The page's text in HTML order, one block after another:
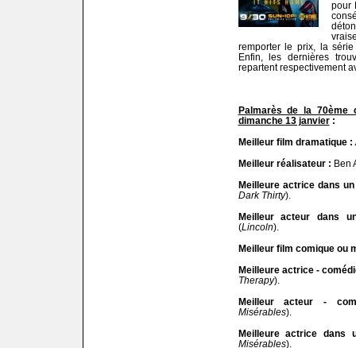
pour
remporter le prix, la
Enfin, les dernières
repartent respectivement
Palmarès de la 70ème
dimanche 13 janvier:
Meilleur film dramatique :
Meilleur réalisateur : Ben
Meilleure actrice dans
Dark Thirty).
Meilleur acteur dans
(Lincoln).
Meilleur film comique ou
Meilleure actrice -
Therapy).
Meilleur acteur -
Misérables).
Meilleure actrice dans
Misérables).